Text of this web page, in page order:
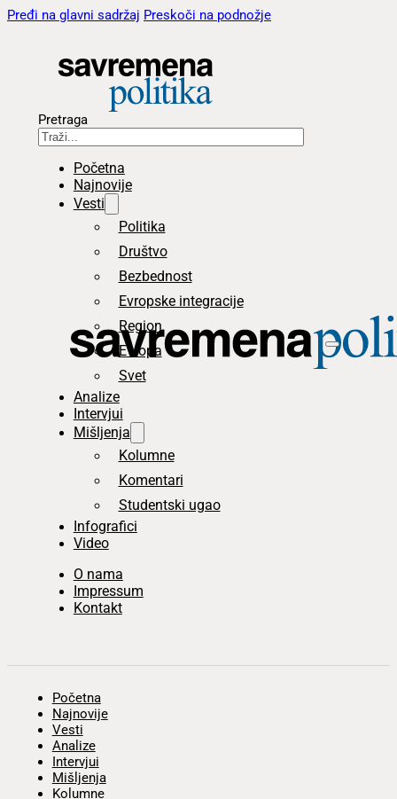
Pređi na glavni sadržaj Preskoči na podnožje
Pretraga
Početna
Najnovije
Vesti
Politika
Društvo
Bezbednost
Evropske integracije
Region
Evropa
Svet
Analize
Intervjui
Mišljenja
Kolumne
Komentari
Studentski ugao
Infografici
Video
O nama
Impressum
Kontakt
Početna
Najnovije
Vesti
Analize
Intervjui
Mišljenja
Kolumne